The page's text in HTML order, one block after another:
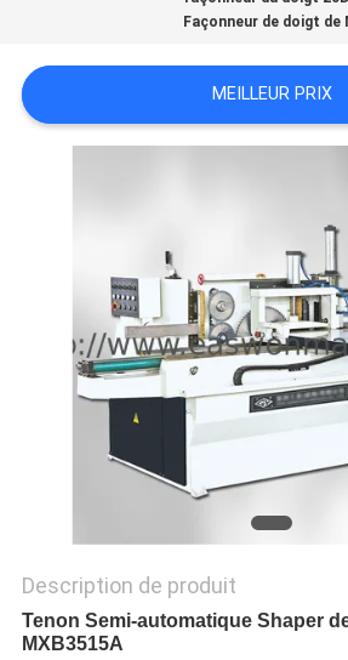
UNE
CITATION
PRIVACY
POLICY
Façonneur de doigt de
MEILLEUR PRIX
Description de produit
Tenon Semi-automatique Shaper
MXB3515A